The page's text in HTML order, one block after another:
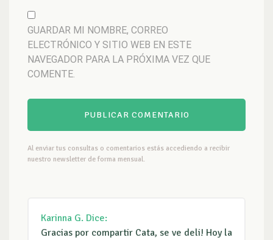
GUARDAR MI NOMBRE, CORREO
ELECTRÓNICO Y SITIO WEB EN ESTE
NAVEGADOR PARA LA PRÓXIMA VEZ QUE
COMENTE.
Al enviar tus consultas o comentarios estás accediendo a recibir
nuestro newsletter de forma mensual.
Karinna G. Dice:
Gracias por compartir Cata, se ve deli! Hoy la